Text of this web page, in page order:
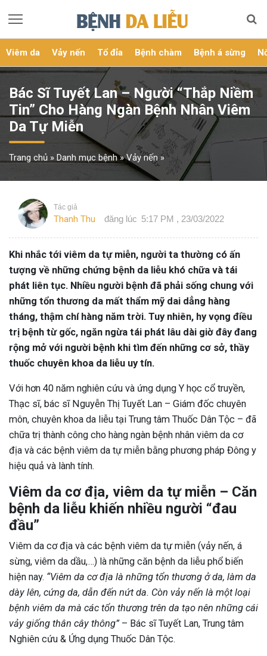
Viêm da Vảy nến Tổ đỉa Bệnh chàm Bệnh á sừng
Bác Sĩ Tuyết Lan – Người “Thắp Niềm
Tin” Cho Hàng Ngàn Bệnh Nhân Viêm
Da Tự Miễn
Trang chủ » Danh mục bệnh»Vảy nến»
Tác giả
Thanh Thu đăng lúc 5:17 PM , 23/03/2022
Khi nhắc tới viêm da tự miễn, người ta thường có ấn
tượng về những chứng bệnh da liễu khó chữa và tái
phát liên tục. Nhiều người bệnh đã phải sống chung với
những tổn thương da mất thẩm mỹ dai dẳng hàng
tháng, thậm chí hàng năm trời. Tuy nhiên, hy vọng điều
trị bệnh từ gốc, ngăn ngừa tái phát lâu dài giờ đây đang
rộng mở với người bệnh khi tìm đến những cơ sở, thầy
thuốc chuyên khoa da liễu uy tín.
Với hơn 40 năm nghiên cứu và ứng dụng Y học cổ truyền,
Thạc sĩ, bác sĩ Nguyễn Thị Tuyết Lan – Giám đốc chuyên
môn, chuyên khoa da liễu tại Trung tâm Thuốc Dân Tộc – đã
chữa trị thành công cho hàng ngàn bệnh nhân viêm da cơ
địa và các bệnh viêm da tự miễn bằng phương pháp Đông y
hiệu quả và lành tính.
Viêm da cơ địa, viêm da tự miễn – Căn
bệnh da liễu khiến nhiều người “đau
đầu”
Viêm da cơ địa và các bệnh viêm da tự miễn (vảy nến, á
sừng, viêm da dầu,…) là những căn bệnh da liễu phổ biến
hiện nay. “Viêm da cơ địa là những tổn thương ở da, làm da
dày lên, cứng da, dẫn đến nứt da. Còn vảy nến là một loại
bệnh viêm da mà các tổn thương trên da tạo nên những cái
vảy giống thân cây thông” – Bác sĩ Tuyết Lan, Trung tâm
Nghiên cứu & Ứng dụng Thuốc Dân Tộc.